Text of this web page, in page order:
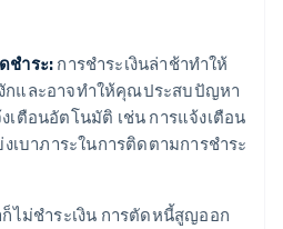
ชําระ: การชำระเงินล่าช้าทำให้
กและอาจทำให้คุณประสบปัญหา
เตือนอัตโนมัติ เช่น การแจ้งเตือน
เบาภาระในการติดตามการชำระ
ไม่ชําระเงิน การตัดหนี้สูญออก